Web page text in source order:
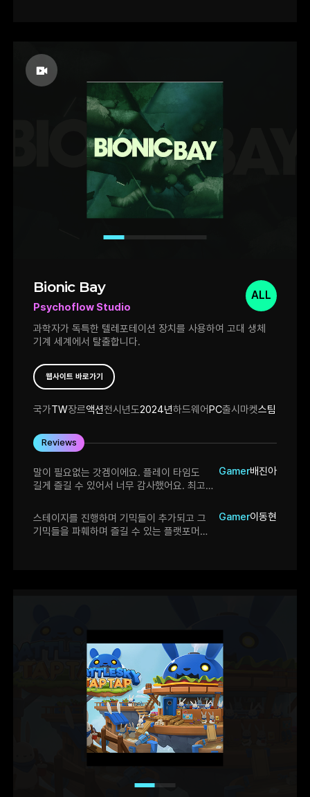
ALL
Bionic Bay
Psychoflow Studio
과학자가 독특한 텔레포테이션 장치를 사용하여 고대 생체
기계 세계에서 탈출합니다.
웹사이트 바로가기
국가TW장르액션전시년도2024년하드웨어PC출시마켓스팀
Reviews
말이 필요없는 갓겜이에요. 플레이 타임도
길게 즐길 수 있어서 너무 감사했어요. 최고의
Gamer배진아
스테이지를 진행하며 기믹들이 추가되고 그
기믹들을 파훼하며 즐길 수 있는 플랫포머
Gamer이동현